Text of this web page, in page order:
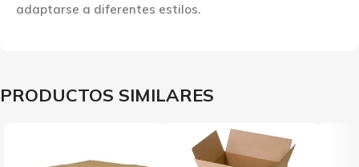
adaptarse a diferentes estilos.
PRODUCTOS SIMILARES